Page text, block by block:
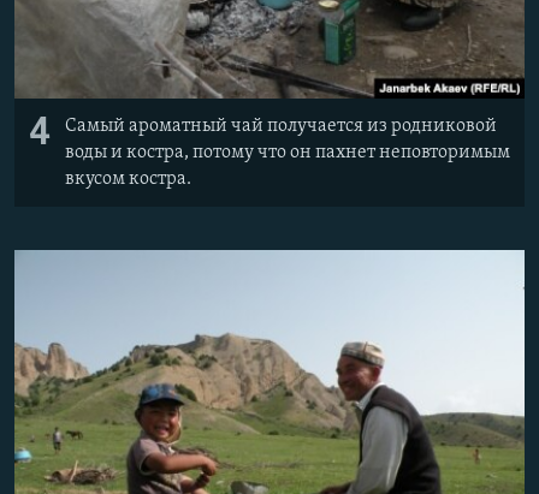
4
Самый ароматный чай получается из родниковой
воды и костра, потому что он пахнет неповторимым
вкусом костра.